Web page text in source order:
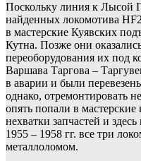
Поскольку линия к Лысой
найденных локомотива
в мастерские Куявских
Кутна. Позже они
переоборудования их под
Варшава Таргова –
в аварии и были
однако, отремонтировать
опять попали в
нехватки запчастей и
1955 – 1958 гг. все три
металлоломом.